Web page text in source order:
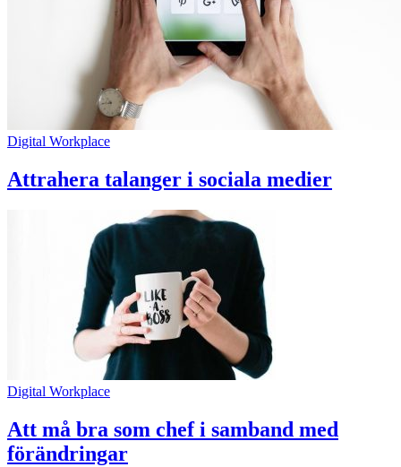
Digital Workplace
Attrahera talanger i sociala medier
Digital Workplace
Att må bra som chef i samband med
förändringar